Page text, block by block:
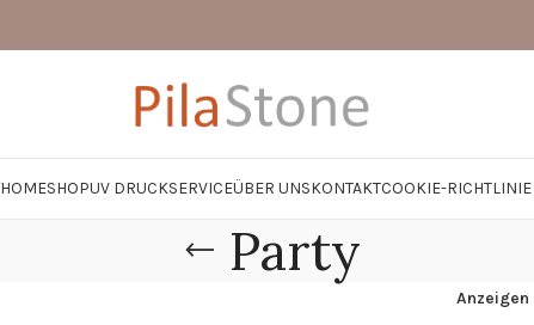
HOMESHOPUV DRUCKSERVICEÜBER UNSKONTAKTCOOKIE-RICHTLINIE
Party
Anzeigen